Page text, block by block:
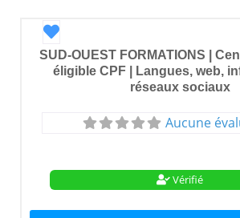
Favori
SUD-OUEST FORMATIONS |
éligible CPF | Langues, web,
réseaux sociaux
Aucune
Vérifié